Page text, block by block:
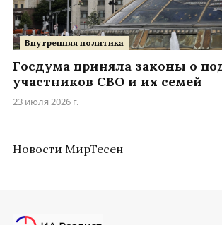
Внутренняя политика
Госдума приняла законы о
участников СВО и их семей
23 июля 2026 г.
Новости МирТесен